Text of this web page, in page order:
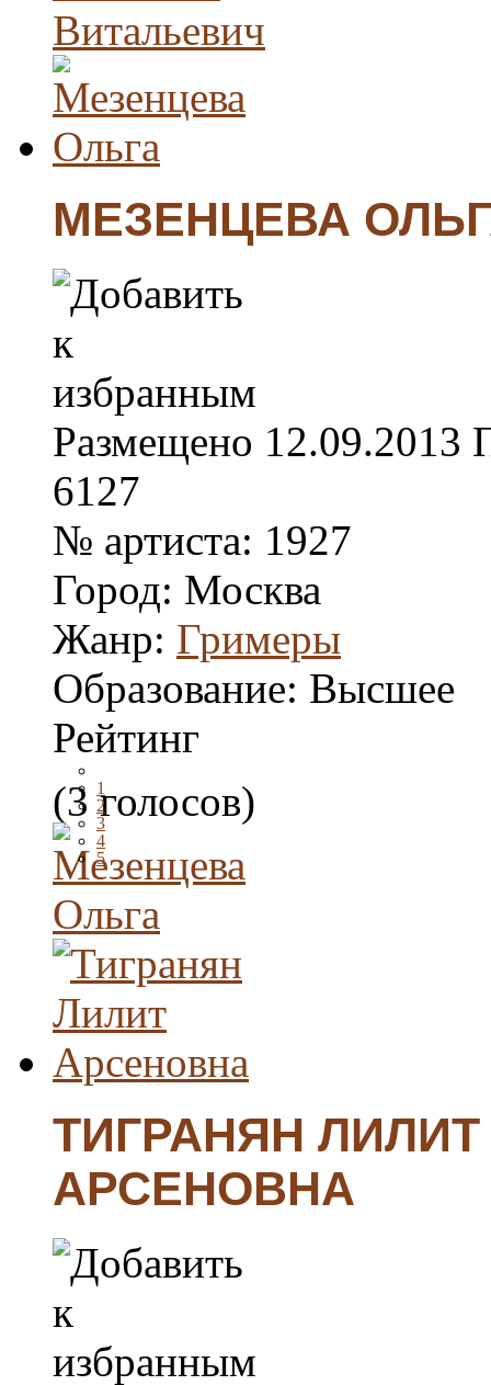
МЕЗЕНЦЕВА
Размещено 12.09.2013
6127
№ артиста: 1927
Город: Москва
Жанр: Гримеры
Образование: Высшее
Рейтинг
1
2
3
4
5
(3 голосов)
ТИГРАНЯН ЛИЛИТ
АРСЕНОВНА